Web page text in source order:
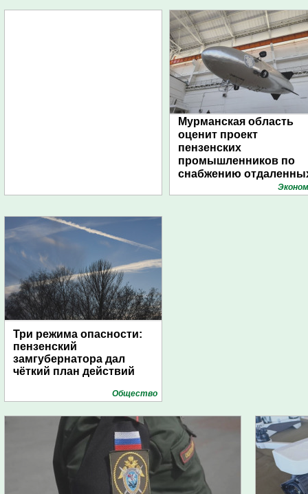
Мурманская область
оценит проект
пензенских
промышленников по
снабжению
поселений с помощью
Три режима опасности:
пензенский
замгубернатора дал
чёткий план действий
Общество